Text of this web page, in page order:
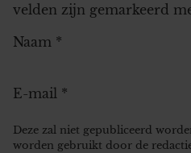
velden zijn gemarkeerd
Naam *
E-mail *
Deze zal niet gepubliceerd
worden gebruikt door de